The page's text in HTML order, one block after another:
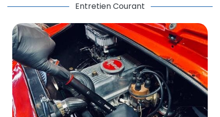
Entretien Courant